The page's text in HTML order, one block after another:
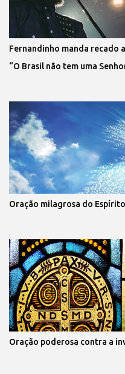
Fernandinho manda recado
“O Brasil não tem uma
Oração milagrosa do
Oração poderosa contra a